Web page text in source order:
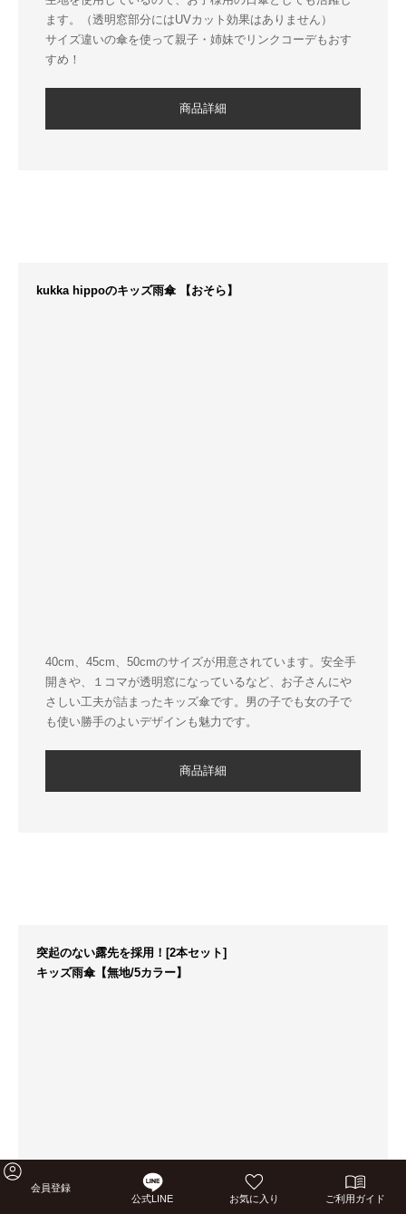
ます。（透明窓部分にはUVカット効果はありません）
サイズ違いの傘を使って親子・姉妹でリンクコーデもおす
すめ！
商品詳細
kukka hippoのキッズ雨傘 【おそら】
40cm、45cm、50cmのサイズが用意されています。安全手
開きや、１コマが透明窓になっているなど、お子さんにや
さしい工夫が詰まったキッズ傘です。男の子でも女の子で
も使い勝手のよいデザインも魅力です。
商品詳細
突起のない露先を採用！[2本セット]
キッズ雨傘【無地/5カラー】
会員登録
公式LINE
お気に入り ご利用ガイド